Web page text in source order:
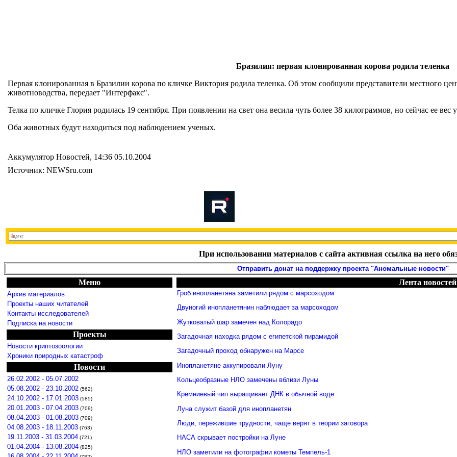
Бразилия: первая клонированная корова родила теленка
Первая клонированная в Бразилии корова по кличке Виктория родила теленка. Об этом сообщили представители местного
животноводства, передает "Интерфакс".
Телка по кличке Глория родилась 19 сентября. При появлении на свет она весила чуть более 38 килограммов, но сейчас ее
Оба животных будут находиться под наблюдением ученых.
Аккумулятор Новостей, 14:36 05.10.2004
Источник: NEWSru.com
При использовании материалов с сайта активная ссылка на него
Отправить донат на поддержку проекта "Аномальные новости"
Меню
Архив материалов
Проекты наших читателей
Контакты исследователей
Подписка на новости
Проекты
Новости криптозоологии
Хроники природных катастроф
Новости
26.02.2002 - 05.07.2002
05.08.2002 - 23.10.2002 (562)
24.10.2002 - 17.01.2003 (585)
20.01.2003 - 07.04.2003 (709)
08.04.2003 - 01.08.2003 (709)
04.08.2003 - 18.11.2003 (763)
19.11.2003 - 31.03.2004 (721)
01.04.2004 - 13.08.2004 (825)
Лента новостей
Гроб инопланетяна заметили рядом с марсоходом
Двуногий инопланетянин наблюдает за марсоходом
Жутковатый шар замечен над Колорадо
Загадочная находка рядом с египетской пирамидой
Загадочный проход обнаружен на Марсе
Инопланетяне аккупировали Луну
Кольцеобразные НЛО замечены вблизи Луны
Кремниевый чип выращивает ДНК в обычной воде
Луна служит базой для инопланетян
Люди, пережившие трудности, чаще верят в теории заговора
НАСА скрывает постройки на Луне
НЛО заметили на фотографии кометы Темпель-1